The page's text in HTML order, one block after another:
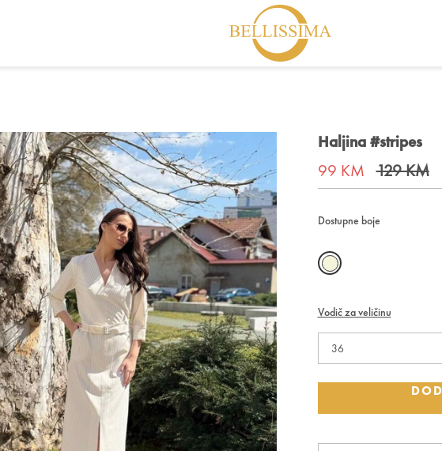
Haljina #stripes
99 KM129 KM
Dostupne boje
Vodič za veličinu